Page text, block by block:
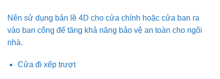
Nên sử dụng bản lề 4D cho cửa chính hoặc cửa ban ra
vào ban công để tăng khả năng bảo vệ an toàn cho ngôi
nhà.
Cửa đi xếp trượt